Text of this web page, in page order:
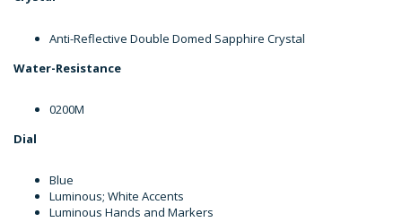
Anti-Reflective Double Domed Sapphire Crystal
Water-Resistance
0200M
Dial
Blue
Luminous; White Accents
Luminous Hands and Markers